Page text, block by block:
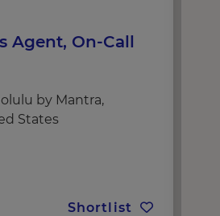
Agent, On-Call
by Mantra,
States
Shortlist